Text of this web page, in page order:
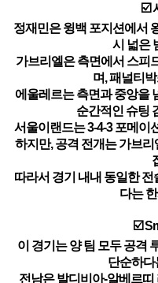
☑️
정재민은 윙백 포지션에서
시 넓은
가브리엘은 측면에서 스피
며, 패널티
에울레르는 측면과 중앙을
순간적인 슈팅
서울이랜드는 3-4-3 포메이
하지만, 공격 전개는 가브
따라서 경기 내내 동일한
다는
☑️
이 경기는 양 팀 모두 공격
단순하다
전남은 발디비아-알베르